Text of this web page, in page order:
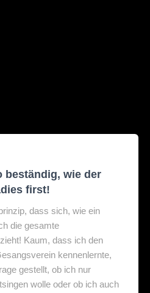
beständig, wie der
first!
dass sich, wie ein
die gesamte
Kaum, dass ich den
kennenlernte,
gestellt, ob ich nur
wolle oder ob ich auch